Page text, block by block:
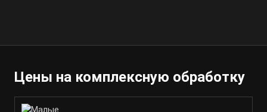
Цены на комплексную обработку